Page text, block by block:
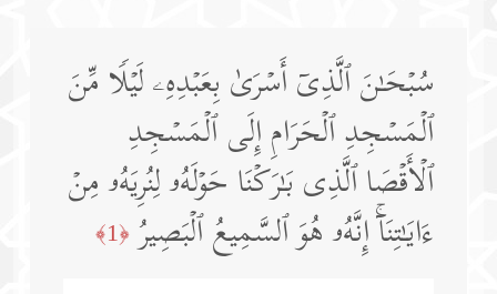
سُبۡحَـٰنَ ٱلَّذِیۤ أَسۡرَىٰ بِعَبۡدِهِۦ لَیۡلࣰا مِّنَ
ٱلۡمَسۡجِدِ ٱلۡحَرَامِ إِلَى ٱلۡمَسۡجِدِ
ٱلۡأَقۡصَا ٱلَّذِی بَـٰرَكۡنَا حَوۡلَهُۥ لِنُرِیَهُۥ مِنۡ
ءَایَـٰتِنَاۤۚ إِنَّهُۥ هُوَ ٱلسَّمِیعُ ٱلۡبَصِیرُ ﴿1﴾